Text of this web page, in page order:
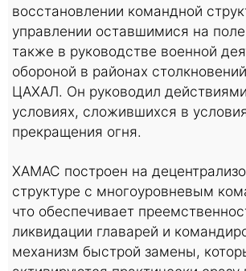
восстановлении командной
управлении оставшимися на
также в руководстве военной
обороной в районах
ЦАХАЛ. Он руководил
условиях, сложившихся в
прекращения огня.
ХАМАС построен на
структуре с многоуровневым
что обеспечивает
ликвидации главарей и
механизм быстрой замены,